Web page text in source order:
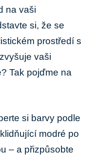
na vaši
si, že se
prostředí s
vaši
Tak pojďme na
si barvy podle
modré po
– a přizpůsobte